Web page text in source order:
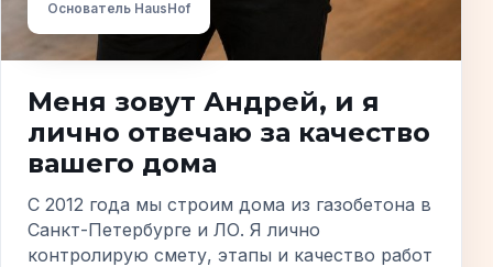
Основатель HausHof
Меня зовут Андрей, и я
лично отвечаю за качество
вашего дома
С 2012 года мы строим дома из газобетона в
Санкт-Петербурге и ЛО. Я лично
контролирую смету, этапы и качество работ